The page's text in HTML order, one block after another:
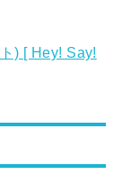
) [ Hey! Say!